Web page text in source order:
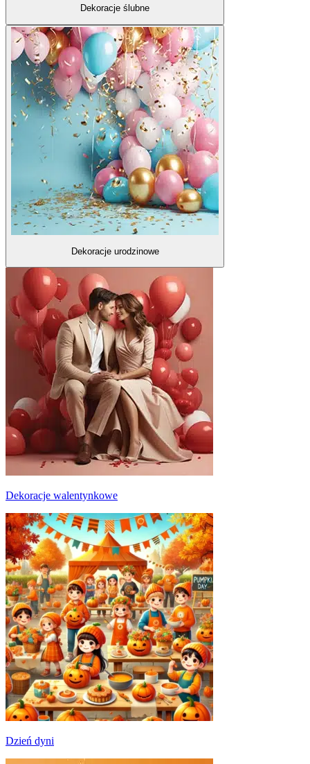
Dekoracje ślubne
Dekoracje urodzinowe
Dekoracje walentynkowe
Dzień dyni